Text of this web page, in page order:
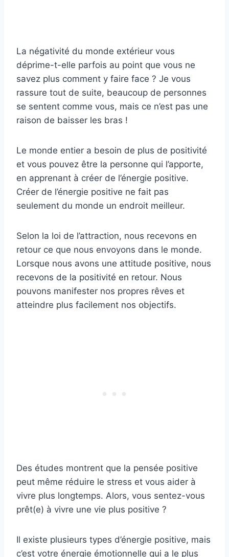
La négativité du monde extérieur vous
déprime-t-elle parfois au point que vous ne
savez plus comment y faire face ? Je vous
rassure tout de suite, beaucoup de personnes
se sentent comme vous, mais ce n’est pas une
raison de baisser les bras !
Le monde entier a besoin de plus de positivité
et vous pouvez être la personne qui l’apporte,
en apprenant à créer de l’énergie positive.
Créer de l’énergie positive ne fait pas
seulement du monde un endroit meilleur.
Selon la loi de l’attraction, nous recevons en
retour ce que nous envoyons dans le monde.
Lorsque nous avons une attitude positive, nous
recevons de la positivité en retour. Nous
pouvons manifester nos propres rêves et
atteindre plus facilement nos objectifs.
Des études montrent que la pensée positive
peut même réduire le stress et vous aider à
vivre plus longtemps. Alors, vous sentez-vous
prêt(e) à vivre une vie plus positive ?
Il existe plusieurs types d’énergie positive, mais
c’est votre énergie émotionnelle qui a le plus